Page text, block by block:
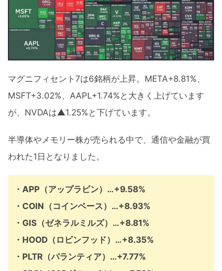
マグニフィセント7は6銘柄が上昇。META+8.81%、
MSFT+3.02%、AAPL+1.74%と大きく上げています
が、NVDAは▲1.25%と下げています。
半導体やメモリー株が売られる中で、通信や金融が買
われた1日となりました。
・APP（アップラビン）…+9.58%
・COIN（コインベース）…+8.93%
・GIS（ゼネラルミルズ）…+8.81%
・HOOD（ロビンフッド）…+8.35%
・PLTR（パランティア）…+7.77%